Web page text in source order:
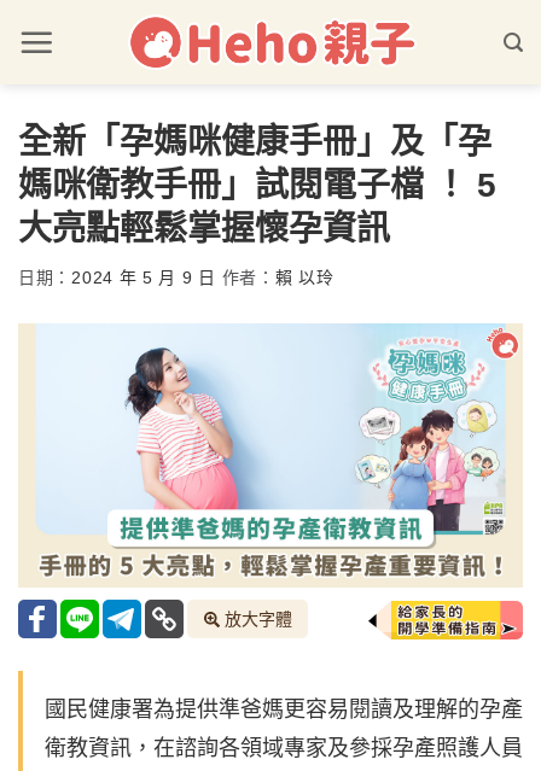
全新「孕媽咪健康手冊」及「孕
媽咪衛教手冊」試閱電子檔 ！ 5
大亮點輕鬆掌握懷孕資訊
日期： 2024 年 5 月 9 日 作者： 賴 以玲
放大字體
國民健康署為提供準爸媽更容易閱讀及理解的孕產
衛教資訊，在諮詢各領域專家及參採孕產照護人員